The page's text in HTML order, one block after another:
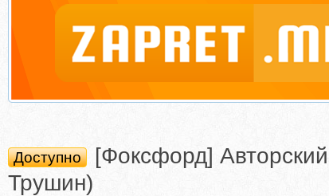
Доступно
[Фоксфорд]
Трушин)